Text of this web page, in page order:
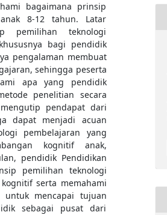
bagaimana prinsip
8-12 tahun. Latar
pemilihan teknologi
bagi pendidik
pengalaman membuat
sehingga peserta
apa yang pendidik
penelitian secara
pendapat dari
dapat menjadi acuan
pembelajaran yang
kognitif anak,
pendidik Pendidikan
pemilihan teknologi
serta memahami
mencapai tujuan
sebagai pusat dari